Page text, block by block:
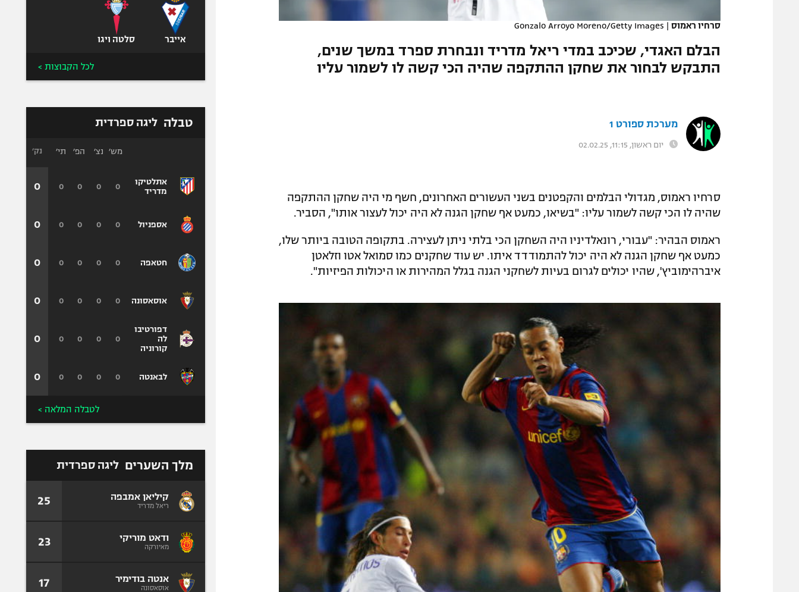
סרחיו ראמוס |
Gonzalo Arroyo Moreno/Getty Images
הבלם האגדי, שכיכב במדי ריאל מדריד ונבחרת ספרד במשך שנים,
התבקש לבחור את שחקן ההתקפה שהיה הכי קשה לו לשמור עליו
מערכת ספורט 1
יום ראשון, 11:15, 02.02.25
סרחיו ראמוס, מגדולי הבלמים והקפטנים בשני העשורים האחרונים, חשף מי היה שחקן ההתקפה
שהיה לו הכי קשה לשמור עליו: "בשיאו, כמעט אף שחקן הגנה לא היה יכול לעצור אותו", הסביר.
ראמוס הבהיר: "עבורי, רונאלדיניו היה השחקן הכי בלתי ניתן לעצירה. בתקופה הטובה ביותר שלו,
כמעט אף שחקן הגנה לא היה יכול להתמודדד איתו. יש עוד שחקנים כמו סמואל אטו וזלאטן
איברהימוביץ', שהיו יכולים לגרום בעיות לשחקני הגנה בגלל המהירות או היכולות הפיזיות".
אייבר סלטה ויגו
לכל הקבוצות >
טבלה ליגה ספרדית
אתלטיקו
מדריד
אספניול
חטאפה
אוסאסונה
דפורטיבו
לה
קורוניה
לבאנטה
מש׳ נצ׳ הפ׳ תי׳
0
0
0
0
0
0
0
0
0
0
0
0
0
0
0
0
0
0
0
0
0
0
0
0
נק׳
0
0
0
0
0
0
לטבלה המלאה >
מלך השערים ליגה ספרדית
קיליאן אמבפה
ריאל מדריד 25
ודאט מוריקי
מאיורקה 23
אנטה בודימיר
אוסאסונה 17